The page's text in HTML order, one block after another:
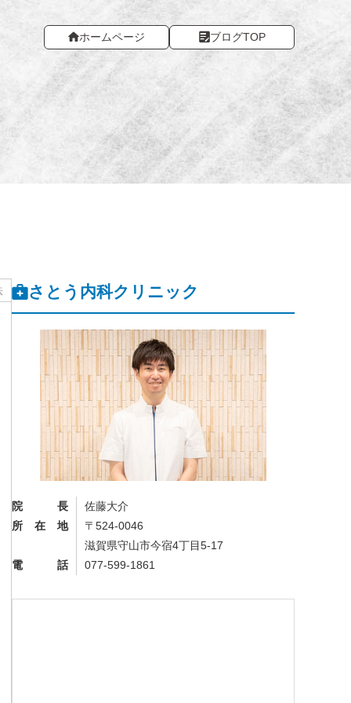
ホームページ ブログTOP
さとう内科クリニック
院長
佐藤大介
所在地
〒524-0046
滋賀県守山市今宿4丁目5-17
電話
077-599-1861